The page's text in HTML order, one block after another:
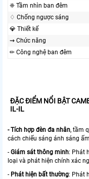
❈ Tầm nhìn ban đêm
♢ Chống ngược sáng
💎 Thiết kế
⇝ Chức năng
✏ Công nghệ ban đêm
ĐẶC ĐIỂM NỔI BẬT
IL-IL
- Tích hợp đèn đa nhân, tầm
cách chiếu sáng ánh sáng
- Giám sát thông minh: Phát
loại và phát hiện chính xác
- Phát hiện bất thường: Phát